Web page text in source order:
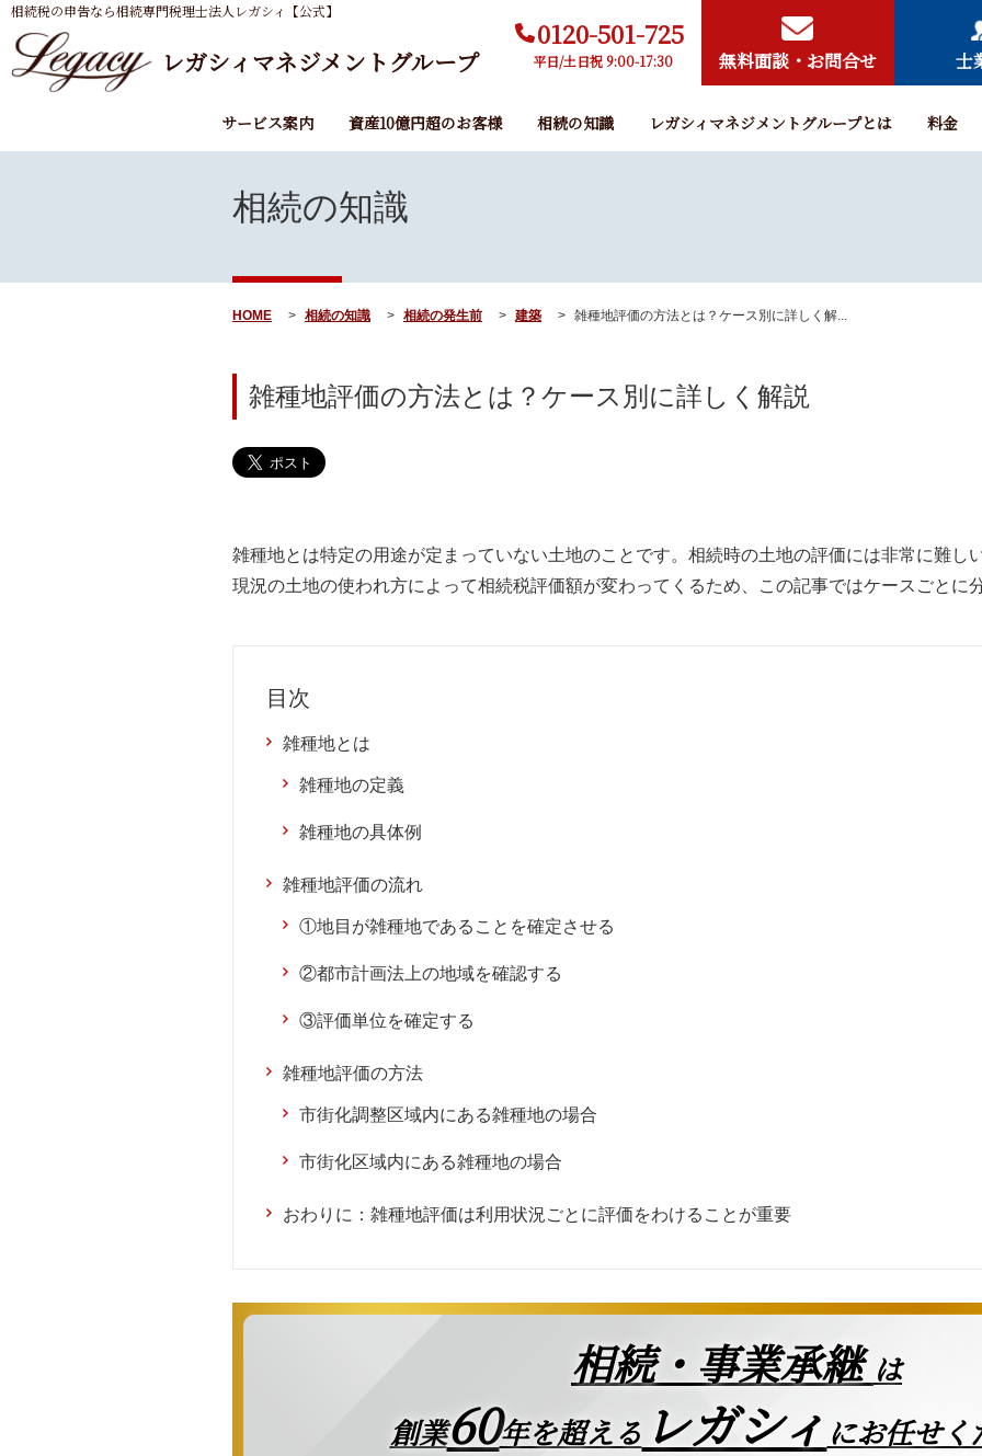
相続税の申告なら相続専門税理士法人レガシィ【公式】
レガシィマネジメントグループ
0120-501-725
平日/土日祝 9:00-17:30 無料面談・お問合せ 士
サービス案内 資産10億円超のお客様 相続の知識 レガシィマネジメントグループとは 料金
相続の知識
HOME 相続の知識 相続の発生前 建築 雑種地評価の方法とは？ケース別に詳しく解...
雑種地評価の方法とは？ケース別に詳しく解説
雑種地とは特定の用途が定まっていない土地のことです。相続時の土地の評価には非常に難し
現況の土地の使われ方によって相続税評価額が変わってくるため、この記事ではケースごとに
目次
雑種地とは
雑種地の定義
雑種地の具体例
雑種地評価の流れ
①地目が雑種地であることを確定させる
②都市計画法上の地域を確認する
③評価単位を確定する
雑種地評価の方法
市街化調整区域内にある雑種地の場合
市街化区域内にある雑種地の場合
おわりに：雑種地評価は利用状況ごとに評価をわけることが重要
相続・事業承継 は
創業60年を超える レガシィ にお任せく